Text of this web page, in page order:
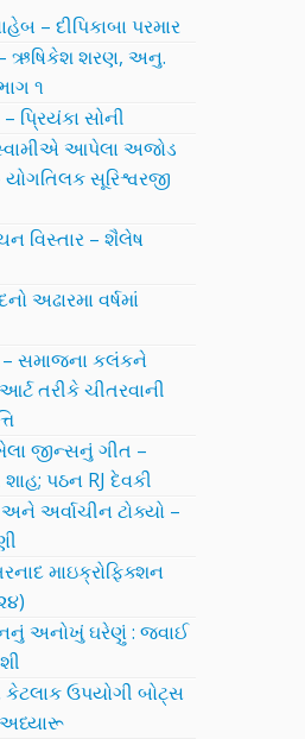
– દીપિકાબા પરમાર
ઋષિકેશ શરણ, અનુ.
૧
પ્રિયંકા સોની
આપેલા અજોડ
યોગતિલક સૂરિશ્વરજી
વિસ્તાર – શૈલેષ
અઢારમા વર્ષમાં
– સમાજના કલંકને
તરીકે ચીતરવાની
જીન્સનું ગીત –
પઠન RJ દેવકી
અર્વાચીન ટોક્યો –
માઇક્રોફિક્શન
અનોખું ઘરેણું : જવાઈ
કેટલાક ઉપયોગી બોટ્સ
અધ્યારૂ